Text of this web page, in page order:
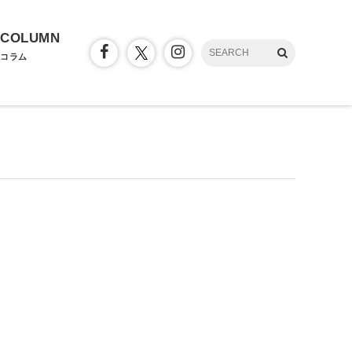
COLUMN
コラム